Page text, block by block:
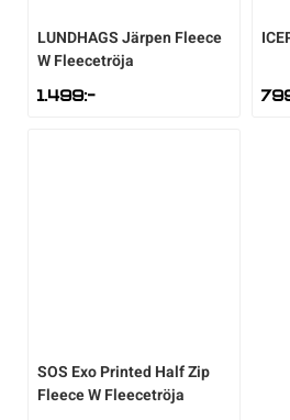
LUNDHAGSJärpen Fleece
W Fleecetröja
1.499:-
SOS Exo Printed Half Zip
Fleece W Fleecetröja